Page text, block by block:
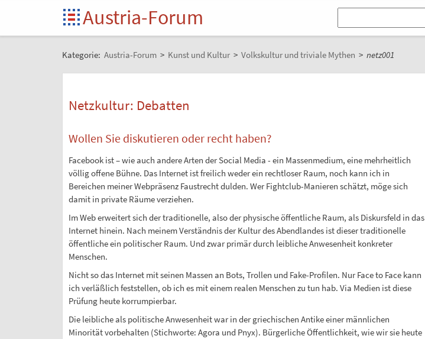
Austria-Forum
Kategorie: Austria-Forum > Kunst und Kultur > Volkskultur und triviale Mythen > netz001
Netzkultur: Debatten
Wollen Sie diskutieren oder recht haben?
Facebook ist – wie auch andere Arten der Social Media - ein Massenmedium, eine mehrheitlich
völlig offene Bühne. Das Internet ist freilich weder ein rechtloser Raum, noch kann ich in
Bereichen meiner Webpräsenz Faustrecht dulden. Wer Fightclub-Manieren schätzt, möge sich
damit in private Räume verziehen.
Im Web erweitert sich der traditionelle, also der physische öffentliche Raum, als Diskursfeld in das
Internet hinein. Nach meinem Verständnis der Kultur des Abendlandes ist dieser traditionelle
öffentliche ein politischer Raum. Und zwar primär durch leibliche Anwesenheit konkreter
Menschen.
Nicht so das Internet mit seinen Massen an Bots, Trollen und Fake-Profilen. Nur Face to Face kann
ich verläßlich feststellen, ob ich es mit einem realen Menschen zu tun hab. Via Medien ist diese
Prüfung heute korrumpierbar.
Die leibliche als politische Anwesenheit war in der griechischen Antike einer männlichen
Minorität vorbehalten (Stichworte: Agora und Pnyx). Bürgerliche Öffentlichkeit, wie wir sie heute